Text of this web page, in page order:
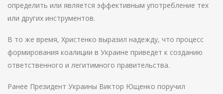
определить или является эффективным употребление тех
или других инструментов.
В то же время, Христенко выразил надежду, что процесс
формирования коалиции в Украине приведет к созданию
ответственного и легитимного правительства.
Ранее Президент Украины Виктор Ющенко поручил